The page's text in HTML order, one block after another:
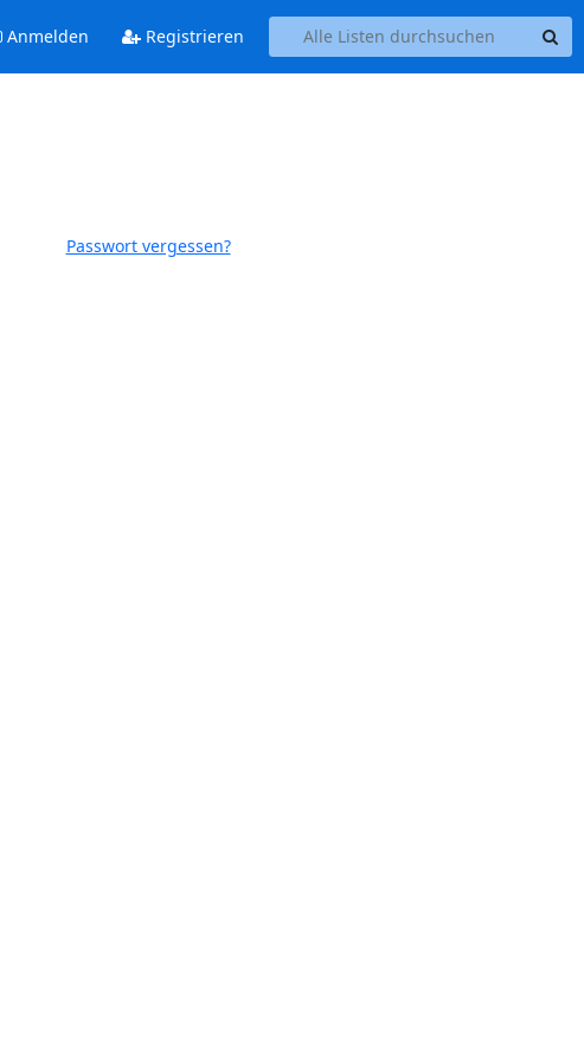
Anmelden Registrieren
Passwort vergessen?